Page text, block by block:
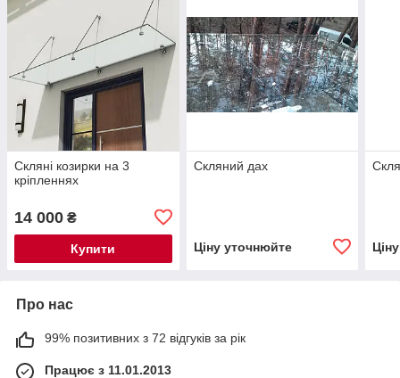
Скляні козирки на 3
кріпленнях
14 000 ₴
Купити
Скляний дах
Ціну уточнюйте
Про нас
99% позитивних з 72 відгуків за рік
Працює з 11.01.2013